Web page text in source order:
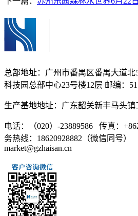
总部地址：广州市番禺区番禺大道
科技园总部中心23号楼12层 邮编：
生产基地地址：广东韶关新丰马头镇
电话：（020）-23889586 传真：
务热线：18620928882（微信同号）
market@gzhaisan.cn